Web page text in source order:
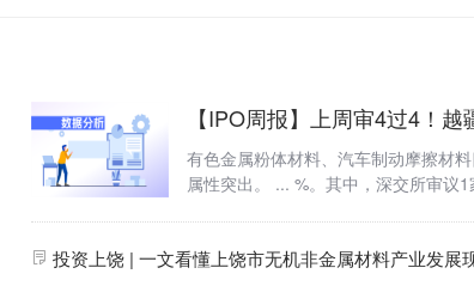
有色金属粉体材料、汽车制动摩擦材料
属性突出。 ... %。其中，深交所审议
投资上饶 | 一文看懂上饶市无机非金属材料产业发展现状